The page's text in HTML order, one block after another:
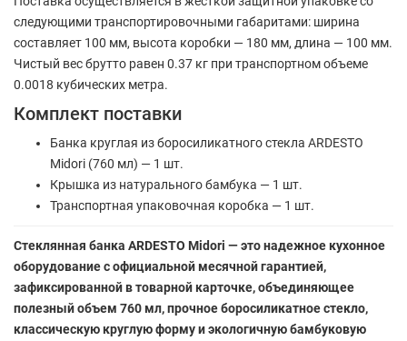
следующими транспортировочными габаритами: ширина
составляет 100 мм, высота коробки — 180 мм, длина — 100 мм.
Чистый вес брутто равен 0.37 кг при транспортном объеме
0.0018 кубических метра.
Комплект поставки
Банка круглая из боросиликатного стекла ARDESTO
Midori (760 мл) — 1 шт.
Крышка из натурального бамбука — 1 шт.
Транспортная упаковочная коробка — 1 шт.
Стеклянная банка ARDESTO Midori — это надежное кухонное
оборудование с официальной месячной гарантией,
зафиксированной в товарной карточке, объединяющее
полезный объем 760 мл, прочное боросиликатное стекло,
классическую круглую форму и экологичную бамбуковую